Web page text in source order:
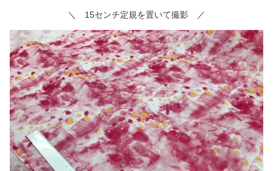
＼ 15センチ定規を置いて撮影 ／